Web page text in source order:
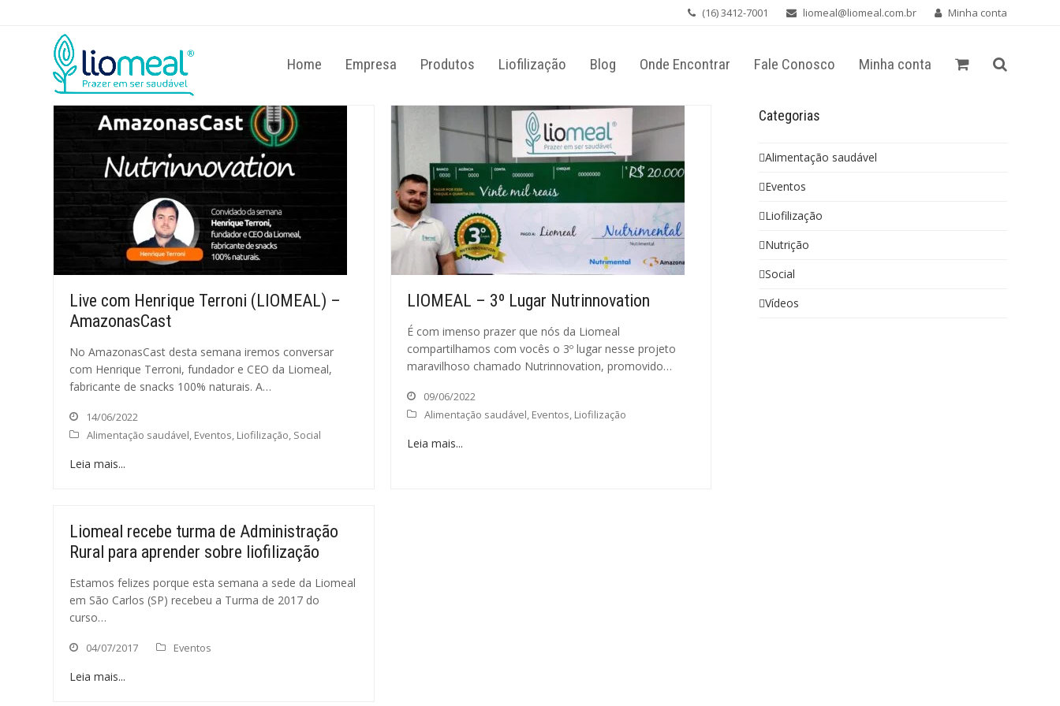
(16) 3412-7001 liomeal@liomeal.com.br Minha conta
Home Empresa Produtos Liofilização Blog Onde Encontrar Fale Conosco Minha conta
Live com Henrique Terroni (LIOMEAL) –
AmazonasCast
No AmazonasCast desta semana iremos conversar
com Henrique Terroni, fundador e CEO da Liomeal,
fabricante de snacks 100% naturais. A…
14/06/2022
Alimentação saudável, Eventos, Liofilização, Social
Leia mais...
LIOMEAL – 3º Lugar Nutrinnovation
É com imenso prazer que nós da Liomeal
compartilhamos com vocês o 3º lugar nesse projeto
maravilhoso chamado Nutrinnovation, promovido…
09/06/2022
Alimentação saudável, Eventos, Liofilização
Leia mais...
Liomeal recebe turma de Administração
Rural para aprender sobre liofilização
Estamos felizes porque esta semana a sede da Liomeal
em São Carlos (SP) recebeu a Turma de 2017 do
curso…
04/07/2017 Eventos
Leia mais...
Categorias
Alimentação saudável
Eventos
Liofilização
Nutrição
Social
Vídeos